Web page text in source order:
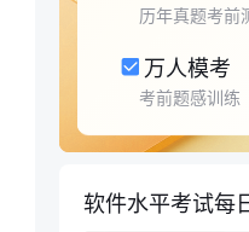
历年真题考前
万人模考
考前题感训练
软件水平考试每